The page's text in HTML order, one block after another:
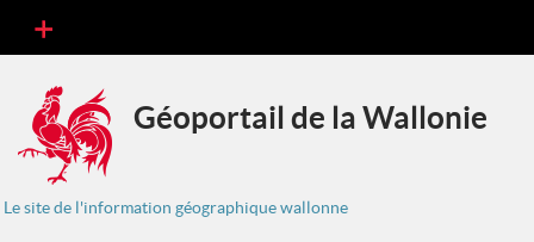
Géoportail de la Wallonie
Le site de l'information géographique wallonne